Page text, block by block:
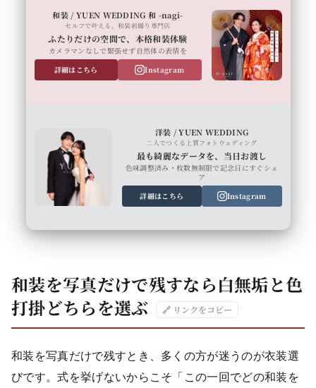
和装 / YUEN WEDDING 和 -nagi-
セルフで叶える、和装前撮り専門店
ふたりだけの空間で、本格和装体験
カメラマンなしで緊張せず自然体の表情を
詳細はこちら
Instagram
洋装 / YUEN WEDDING
二人でつくる上質フォトウェディング
最も綺麗なデータを、当日お渡し
色味調整済み・枚数無制限で記念日にすぐシェ
ア
詳細はこちら
Instagram
和装を写真だけで残すなら白無垢と色
打掛どちらを選ぶ
🔗 リンクをコピー
和装を写真だけで残すとき、多くの方が迷うのが衣装選
びです。式を挙げないからこそ「この一回でどの和装を